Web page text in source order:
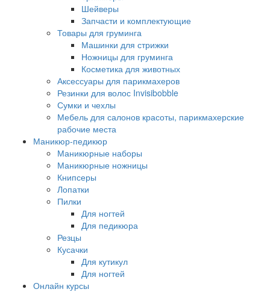
Шейверы
Запчасти и комплектующие
Товары для груминга
Машинки для стрижки
Ножницы для груминга
Косметика для животных
Аксессуары для парикмахеров
Резинки для волос Invisibobble
Сумки и чехлы
Мебель для салонов красоты, парикмахерские
рабочие места
Маникюр-педикюр
Маникюрные наборы
Маникюрные ножницы
Книпсеры
Лопатки
Пилки
Для ногтей
Для педикюра
Резцы
Кусачки
Для кутикул
Для ногтей
Онлайн курсы